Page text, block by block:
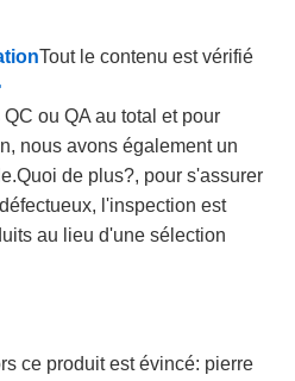
Tout le contenu est vérifié
ou QA au total et pour
nous avons également un
de plus?, pour s'assurer
l'inspection est
au lieu d'une sélection
ce produit est évincé: pierre